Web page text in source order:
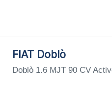
FIAT Doblò
Doblò 1.6 MJT 90 CV